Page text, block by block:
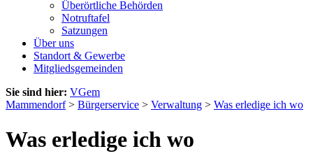
Überörtliche Behörden
Notruftafel
Satzungen
Über uns
Standort & Gewerbe
Mitgliedsgemeinden
Sie sind hier: VGem
Mammendorf> Bürgerservice > Verwaltung > Was erledige ich wo
Was erledige ich wo